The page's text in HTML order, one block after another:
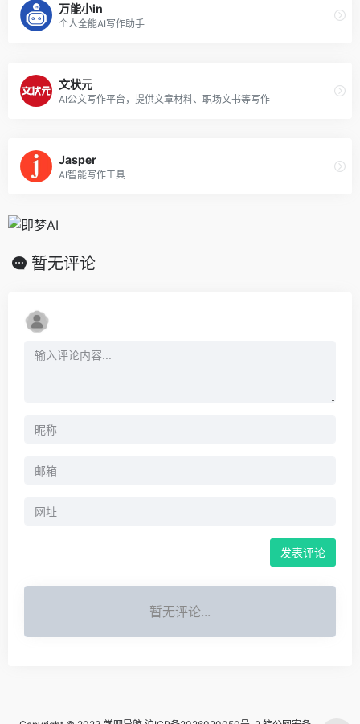
万能小in
个人全能AI写作助手
文状元
AI公文写作平台，提供文章材料、职场文书等写作
Jasper
AI智能写作工具
暂无评论
暂无评论...